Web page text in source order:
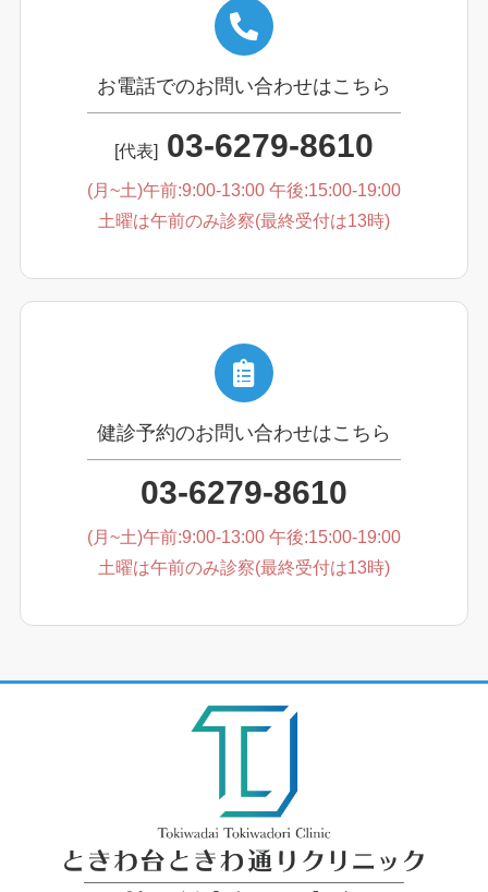
お電話でのお問い合わせはこちら
[代表] 03-6279-8610
(月~土)午前:9:00-13:00 午後:15:00-19:00
土曜は午前のみ診察(最終受付は13時)
健診予約のお問い合わせはこちら
03-6279-8610
(月~土)午前:9:00-13:00 午後:15:00-19:00
土曜は午前のみ診察(最終受付は13時)